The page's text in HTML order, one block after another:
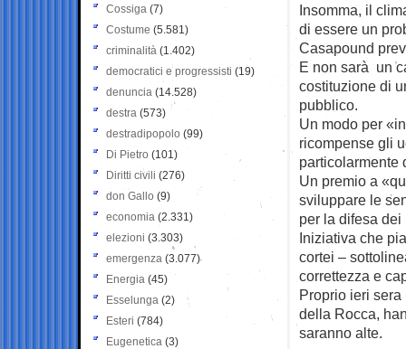
Insomma, il
di essere un
Casapound
E non sarà un
costituzione di
pubblico.
Un modo per
ricompense gli
particolarmente
Un premio a
sviluppare le
per la difesa
Iniziativa che
cortei –
correttezza e
Proprio ieri
della Rocca,
saranno alte.
Cossiga (7)
Costume (5.581)
criminalità (1.402)
democratici e progressisti (19)
denuncia (14.528)
destra (573)
destradipopolo (99)
Di Pietro (101)
Diritti civili (276)
don Gallo (9)
economia (2.331)
elezioni (3.303)
emergenza (3.077)
Energia (45)
Esselunga (2)
Esteri (784)
Eugenetica (3)